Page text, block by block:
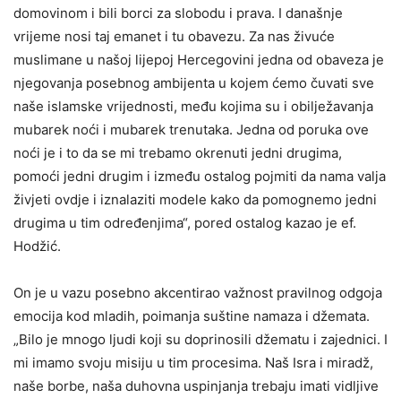
domovinom i bili borci za slobodu i prava. I današnje
vrijeme nosi taj emanet i tu obavezu. Za nas živuće
muslimane u našoj lijepoj Hercegovini jedna od obaveza je
njegovanja posebnog ambijenta u kojem ćemo čuvati sve
naše islamske vrijednosti, među kojima su i obilježavanja
mubarek noći i mubarek trenutaka. Jedna od poruka ove
noći je i to da se mi trebamo okrenuti jedni drugima,
pomoći jedni drugim i između ostalog pojmiti da nama valja
živjeti ovdje i iznalaziti modele kako da pomognemo jedni
drugima u tim određenjima“, pored ostalog kazao je ef.
Hodžić.
On je u vazu posebno akcentirao važnost pravilnog odgoja
emocija kod mladih, poimanja suštine namaza i džemata.
„Bilo je mnogo ljudi koji su doprinosili džematu i zajednici. I
mi imamo svoju misiju u tim procesima. Naš Isra i miradž,
naše borbe, naša duhovna uspinjanja trebaju imati vidljive